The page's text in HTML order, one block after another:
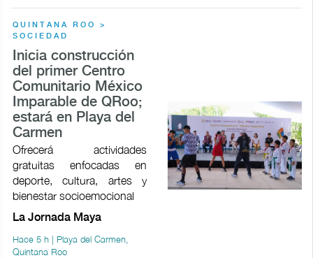
QUINTANA ROO >
SOCIEDAD
Inicia construcción
del primer Centro
Comunitario México
Imparable de QRoo;
estará en Playa del
Carmen
Ofrecerá actividades
gratuitas enfocadas en
deporte, cultura, artes y
bienestar socioemocional
La Jornada Maya
Hace 5 h | Playa del Carmen,
Quintana Roo